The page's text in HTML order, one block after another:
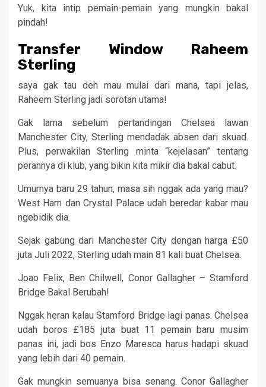
Yuk, kita intip pemain-pemain yang mungkin bakal
pindah!
Transfer Window Raheem
Sterling
saya gak tau deh mau mulai dari mana, tapi jelas,
Raheem Sterling jadi sorotan utama!
Gak lama sebelum pertandingan Chelsea lawan
Manchester City, Sterling mendadak absen dari skuad.
Plus, perwakilan Sterling minta “kejelasan” tentang
perannya di klub, yang bikin kita mikir dia bakal cabut.
Umurnya baru 29 tahun, masa sih nggak ada yang mau?
West Ham dan Crystal Palace udah beredar kabar mau
ngebidik dia.
Sejak gabung dari Manchester City dengan harga £50
juta Juli 2022, Sterling udah main 81 kali buat Chelsea.
Joao Felix, Ben Chilwell, Conor Gallagher – Stamford
Bridge Bakal Berubah!
Nggak heran kalau Stamford Bridge lagi panas. Chelsea
udah boros £185 juta buat 11 pemain baru musim
panas ini, jadi bos Enzo Maresca harus hadapi skuad
yang lebih dari 40 pemain.
Gak mungkin semuanya bisa senang. Conor Gallagher